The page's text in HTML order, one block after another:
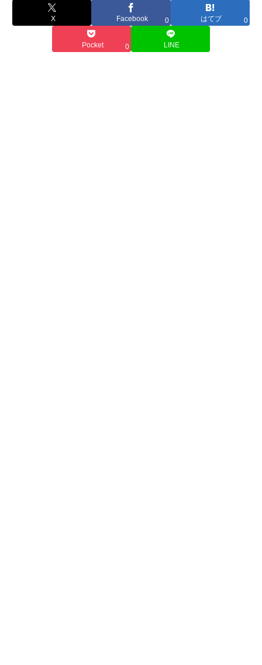
X Facebook 0 はてブ 0
Pocket 0 LINE